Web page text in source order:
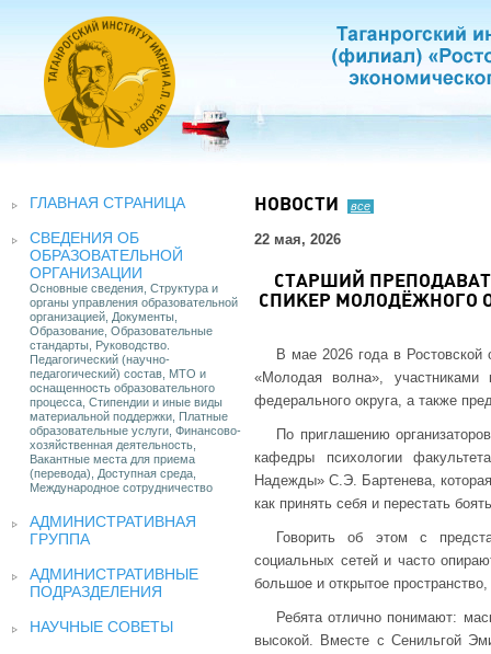
ГЛАВНАЯ СТРАНИЦА
СВЕДЕНИЯ ОБ
ОБРАЗОВАТЕЛЬНОЙ
ОРГАНИЗАЦИИ
Основные сведения, Структура и
органы управления образовательной
организацией, Документы,
Образование, Образовательные
стандарты, Руководство.
Педагогический (научно-
педагогический) состав, МТО и
оснащенность образовательного
процесса, Стипендии и иные виды
материальной поддержки, Платные
образовательные услуги, Финансово-
хозяйственная деятельность,
Вакантные места для приема
(перевода), Доступная среда,
Международное сотрудничество
АДМИНИСТРАТИВНАЯ
ГРУППА
АДМИНИСТРАТИВНЫЕ
ПОДРАЗДЕЛЕНИЯ
НАУЧНЫЕ СОВЕТЫ
НОВОСТИ все
22 мая, 2026
СТАРШИЙ
СПИКЕР МОЛОДЁЖНОГО
В мае 2026 года в
«Молодая волна»,
федерального округа, а также
По приглашению
кафедры психологии
Надежды» С.Э. Бартенева,
как принять себя и перестать
Говорить об этом с
социальных сетей и часто
большое и открытое
Ребята отлично понимают:
высокой. Вместе с Сенильгой